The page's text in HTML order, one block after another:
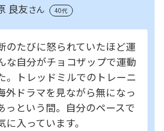
良友さん 40代
のたびに怒られていたほど運
な自分がチョコザップで運動
。トレッドミルでのトレーニ
外ドラマを見ながら無になっ
っという間。自分のペースで
入っています。